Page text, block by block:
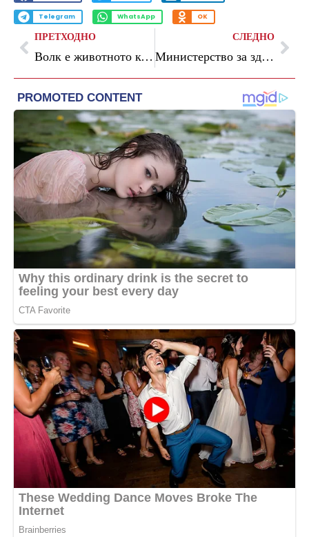
Telegram WhatsApp OK
ПРЕТХОДНО
Волк е животното кое вчера беше заловено во скопска населба: потврдија од ЗОО Скопје
СЛЕДНО
Министерство за здравство: На Клиниката за хематологија нема недостиг на лекови и терапија